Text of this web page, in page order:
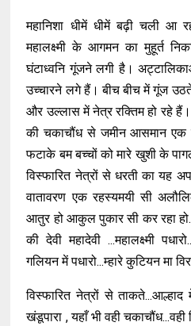
महानिशा धीमें धीमें बढ़ी चली आ
महालक्ष्मी के आगमन का मुहूर्त
घंटाध्वनि गूंजने लगी है।
उच्चारने लगे हैं। बीच बीच में गूंज
और उल्लास में नेत्र रक्तिम हो रहे
की चकाचौंध से जमीन आसमान एक
फटाके बम बच्चों को मारे खुशी के
विस्फारित नेत्रों से धरती का यह
वातावरण एक रहस्यमयी सी
आतुर हो आकुल पुकार सी कर रहा
की देवी महादेवी ...महालक्ष्मी
गलियन में पधारो...म्हारे कुटियन मा
विस्फारित नेत्रों से
खंडूपारा , यहाँ भी वही चकाचौंध...वही